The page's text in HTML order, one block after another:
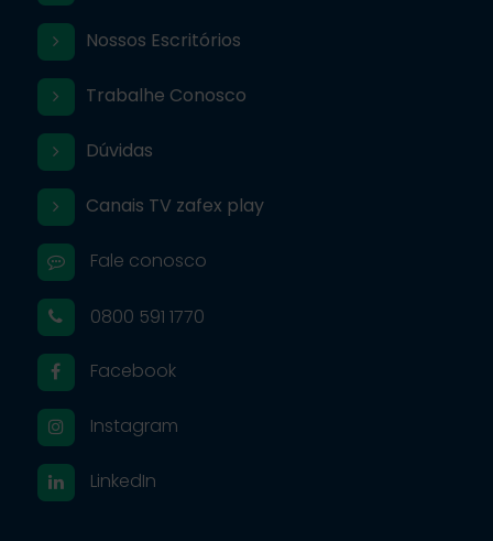
Nossos Escritórios
Trabalhe Conosco
Dúvidas
Canais TV zafex play
Fale conosco
0800 591 1770
Facebook
Instagram
LinkedIn